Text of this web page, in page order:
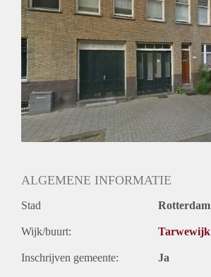
ALGEMENE INFORMATIE
Stad Rotterdam
Wijk/buurt: Tarwewijk
Inschrijven gemeente: Ja